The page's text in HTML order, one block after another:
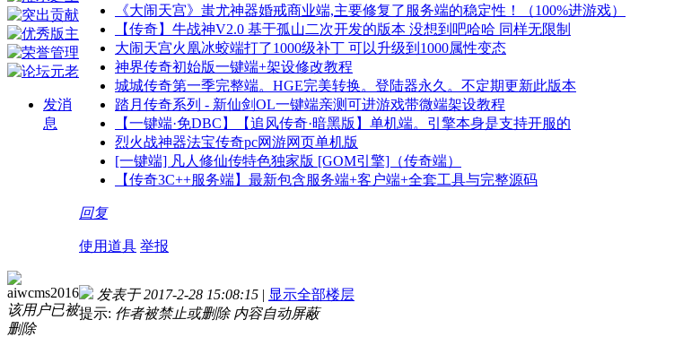
发消
息
《大闹天宫》蚩尤神器婚戒商业端,主要修复了服务端的稳定性！（100%进游戏）
【传奇】牛战神V2.0 基于孤山二次开发的版本 没想到吧哈哈 同样无限制
大闹天宫火凰冰蛟端打了1000级补丁 可以升级到1000属性变态
神界传奇初始版一键端+架设修改教程
城城传奇第一季完整端。HGE完美转换。登陆器永久。不定期更新此版本
踏月传奇系列 - 新仙剑OL一键端亲测可进游戏带微端架设教程
【一键端·免DBC】【追风传奇·暗黑版】单机端。引擎本身是支持开服的
烈火战神器法宝传奇pc网游网页单机版
[一键端] 凡人修仙传特色独家版 [GOM引擎]（传奇端）
【传奇3C++服务端】最新包含服务端+客户端+全套工具与完整源码
回复
使用道具 举报
aiwcms2016
该用户已被
删除
发表于 2017-2-28 15:08:15 | 显示全部楼层
提示: 作者被禁止或删除 内容自动屏蔽